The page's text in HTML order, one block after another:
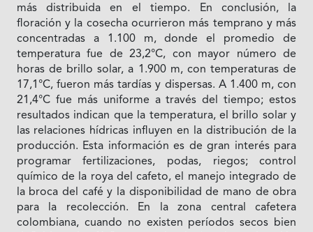
más distribuida en el tiempo. En conclusión, la
floración y la cosecha ocurrieron más temprano y más
concentradas a 1.100 m, donde el promedio de
temperatura fue de 23,2°C, con mayor número de
horas de brillo solar, a 1.900 m, con temperaturas de
17,1°C, fueron más tardías y dispersas. A 1.400 m, con
21,4°C fue más uniforme a través del tiempo; estos
resultados indican que la temperatura, el brillo solar y
las relaciones hídricas influyen en la distribución de la
producción. Esta información es de gran interés para
programar fertilizaciones, podas, riegos; control
químico de la roya del cafeto, el manejo integrado de
la broca del café y la disponibilidad de mano de obra
para la recolección. En la zona central cafetera
colombiana, cuando no existen períodos secos bien